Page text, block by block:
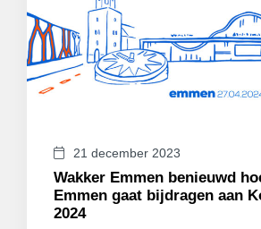
21 december 2023
Wakker Emmen benieuwd
Emmen gaat bijdragen aan
2024